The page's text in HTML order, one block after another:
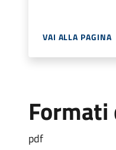
VAI ALLA PAGINA
pdf